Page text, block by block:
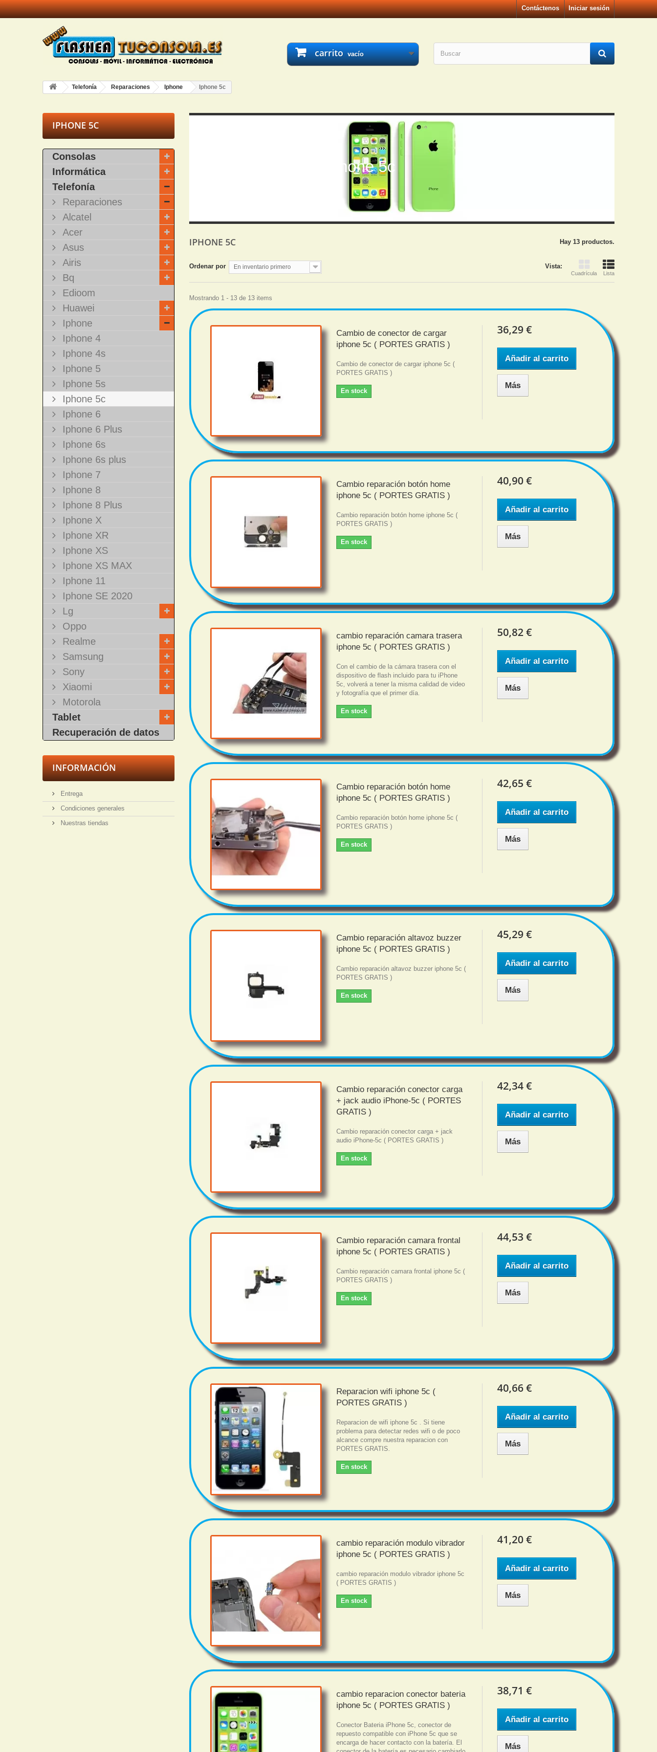
Iniciar sesión
Contáctenos
carrito vacío
Telefonía Reparaciones Iphone Iphone 5c
IPHONE 5C
Consolas
Informática
Telefonía
Reparaciones
Alcatel
Acer
Asus
Airis
Bq
Edioom
Huawei
Iphone
Iphone 4
Iphone 4s
Iphone 5
Iphone 5s
Iphone 5c
Iphone 6
Iphone 6 Plus
Iphone 6s
Iphone 6s plus
Iphone 7
Iphone 8
Iphone 8 Plus
Iphone X
Iphone XR
Iphone XS
Iphone XS MAX
Iphone 11
Iphone SE 2020
Lg
Oppo
Realme
Samsung
Sony
Xiaomi
Motorola
Tablet
Recuperación de datos
INFORMACIÓN
Entrega
Condiciones generales
Nuestras tiendas
Arreglar reparar iphone 5c
IPHONE 5C Hay 13 productos.
Vista:
Cuadrícula Lista
Ordenar por En inventario primero
Mostrando 1 - 13 de 13 items
Cambio de conector de cargar
iphone 5c ( PORTES GRATIS )
Cambio de conector de cargar iphone 5c (
PORTES GRATIS )
En stock
36,29 €
Añadir al carrito
Más
Cambio reparación botón home
iphone 5c ( PORTES GRATIS )
Cambio reparación botón home iphone 5c (
PORTES GRATIS )
En stock
40,90 €
Añadir al carrito
Más
cambio reparación camara trasera
iphone 5c ( PORTES GRATIS )
Con el cambio de la cámara trasera con el
dispositivo de flash incluido para tu iPhone
5c, volverá a tener la misma calidad de video
y fotografía que el primer día.
En stock
50,82 €
Añadir al carrito
Más
Cambio reparación botón home
iphone 5c ( PORTES GRATIS )
Cambio reparación botón home iphone 5c (
PORTES GRATIS )
En stock
42,65 €
Añadir al carrito
Más
Cambio reparación altavoz buzzer
iphone 5c ( PORTES GRATIS )
Cambio reparación altavoz buzzer iphone 5c (
PORTES GRATIS )
En stock
45,29 €
Añadir al carrito
Más
Cambio reparación conector carga
+ jack audio iPhone-5c ( PORTES
GRATIS )
Cambio reparación conector carga + jack
audio iPhone-5c ( PORTES GRATIS )
En stock
42,34 €
Añadir al carrito
Más
Cambio reparación camara frontal
iphone 5c ( PORTES GRATIS )
Cambio reparación camara frontal iphone 5c (
PORTES GRATIS )
En stock
44,53 €
Añadir al carrito
Más
Reparacion wifi iphone 5c (
PORTES GRATIS )
Reparacion de wifi iphone 5c . Si tiene
problema para detectar redes wifi o de poco
alcance compre nuestra reparacion con
PORTES GRATIS.
En stock
40,66 €
Añadir al carrito
Más
cambio reparación modulo vibrador
iphone 5c ( PORTES GRATIS )
cambio reparación modulo vibrador iphone 5c
( PORTES GRATIS )
En stock
41,20 €
Añadir al carrito
Más
cambio reparacion conector bateria
iphone 5c ( PORTES GRATIS )
Conector Bateria iPhone 5c, conector de
repuesto compatible con iPhone 5c que se
encarga de hacer contacto con la batería. El
38,71 €
Añadir al carrito
Más